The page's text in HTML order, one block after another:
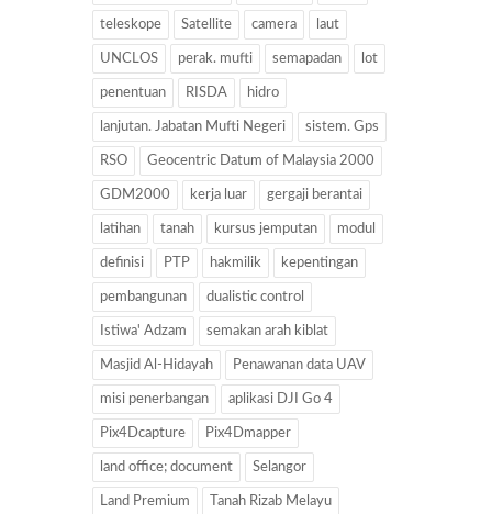
teleskope Satellite camera laut
UNCLOS perak. mufti semapadan lot
penentuan RISDA hidro
lanjutan. Jabatan Mufti Negeri sistem. Gps
RSO Geocentric Datum of Malaysia 2000
GDM2000 kerja luar gergaji berantai
latihan tanah kursus jemputan modul
definisi PTP hakmilik kepentingan
pembangunan dualistic control
Istiwa' Adzam semakan arah kiblat
Masjid Al-Hidayah Penawanan data UAV
misi penerbangan aplikasi DJI Go 4
Pix4Dcapture Pix4Dmapper
land office; document Selangor
Land Premium Tanah Rizab Melayu